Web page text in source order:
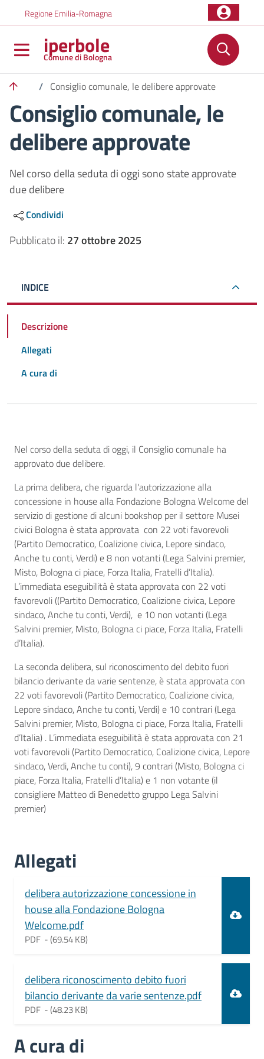
Regione Emilia-Romagna
iperbole
Comune di Bologna
/ Consiglio comunale, le delibere approvate
Consiglio comunale, le
delibere approvate
Nel corso della seduta di oggi sono state approvate
due delibere
Condividi
Pubblicato il: 27 ottobre 2025
INDICE
Descrizione
Allegati
A cura di
Descrizione
Nel corso della seduta di oggi, il Consiglio comunale ha
approvato due delibere.
La prima delibera, che riguarda l'autorizzazione alla
concessione in house alla Fondazione Bologna Welcome del
servizio di gestione di alcuni bookshop per il settore Musei
civici Bologna è stata approvata con 22 voti favorevoli
(Partito Democratico, Coalizione civica, Lepore sindaco,
Anche tu conti, Verdi) e 8 non votanti (Lega Salvini premier,
Misto, Bologna ci piace, Forza Italia, Fratelli d’Italia).
L’immediata eseguibilità è stata approvata con 22 voti
favorevoli ((Partito Democratico, Coalizione civica, Lepore
sindaco, Anche tu conti, Verdi), e 10 non votanti (Lega
Salvini premier, Misto, Bologna ci piace, Forza Italia, Fratelli
d’Italia).
La seconda delibera, sul riconoscimento del debito fuori
bilancio derivante da varie sentenze, è stata approvata con
22 voti favorevoli (Partito Democratico, Coalizione civica,
Lepore sindaco, Anche tu conti, Verdi) e 10 contrari (Lega
Salvini premier, Misto, Bologna ci piace, Forza Italia, Fratelli
d’Italia) . L’immediata eseguibilità è stata approvata con 21
voti favorevoli (Partito Democratico, Coalizione civica, Lepore
sindaco, Verdi, Anche tu conti), 9 contrari (Misto, Bologna ci
piace, Forza Italia, Fratelli d’Italia) e 1 non votante (il
consigliere Matteo di Benedetto gruppo Lega Salvini
premier)
Allegati
delibera autorizzazione concessione in
house alla Fondazione Bologna
Welcome.pdf
PDF -(69.54 KB)
delibera riconoscimento debito fuori
bilancio derivante da varie sentenze.pdf
PDF -(48.23 KB)
A cura di